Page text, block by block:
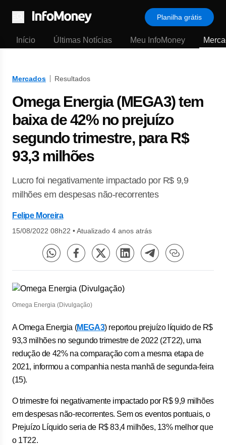
Menu
Planilha grátis
Início Últimas Notícias Meu InfoMoney
Mercados Resultados
Omega Energia (MEGA3) tem
baixa de 42% no prejuízo
segundo trimestre, para R$
93,3 milhões
Lucro foi negativamente impactado por R$ 9,9
milhões em despesas não-recorrentes
Felipe Moreira
15/08/2022 08h22 •Atualizado 4 anos atrás
Omega Energia (Divulgação)
A Omega Energia (MEGA3) reportou prejuízo líquido de R$
93,3 milhões no segundo trimestre de 2022 (2T22), uma
redução de 42% na comparação com a mesma etapa de
2021, informou a companhia nesta manhã de segunda-feira
(15).
O trimestre foi negativamente impactado por R$ 9,9 milhões
em despesas não-recorrentes. Sem os eventos pontuais, o
Prejuízo Líquido seria de R$ 83,4 milhões, 13% melhor que
o 1T22.